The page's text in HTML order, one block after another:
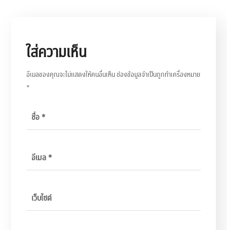
ใส่ความเห็น
อีเมลของคุณจะไม่แสดงให้คนอื่นเห็นช่องข้อมูลจำเป็นถูกทำเครื่องหมาย
*